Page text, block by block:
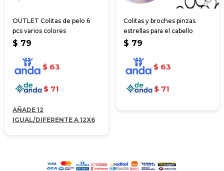
OUTLET Colitas de pelo 6
pcs varios colores
$ 79
$ 63
$ 71
AÑADE 12
IGUAL/DIFERENTE A 12X6
Colitas y broches pinzas
estrellas para el cabello
$ 79
$ 63
$ 71